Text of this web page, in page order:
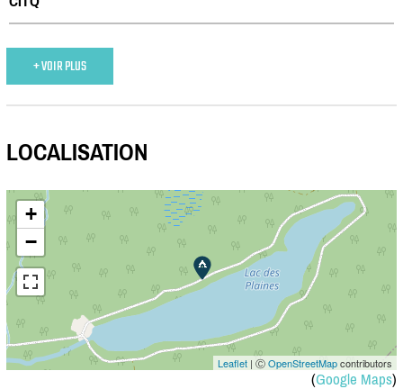
+ VOIR PLUS
LOCALISATION
+
−
Leaflet | ⒸOpenStreetMapcontributors
(Google Maps)